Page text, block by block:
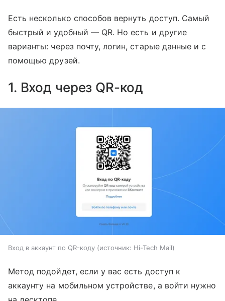
Есть несколько способов вернуть доступ. Самый
быстрый и удобный — QR. Но есть и другие
варианты: через почту, логин, старые данные и с
помощью друзей.
1. Вход через QR-код
Вход в аккаунт по QR-коду источник: Hi-Tech Mail
Метод подойдет, если у вас есть доступ к
аккаунту на мобильном устройстве, а войти нужно